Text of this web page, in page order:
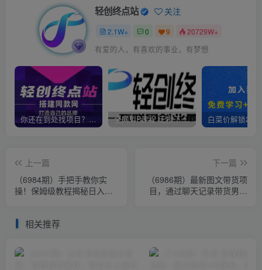
轻创终点站 关注
2.1W+ 0 9 20729W+
有爱的人，有喜欢的事业，有梦想
你还在到处找项目？还在当韭菜？我靠卖项目一个月收入5万+，曾经我也是个失败者。 全网VIP课程 无损下载~
上一篇
（6984期）手把手教你实
操！保姆级教程揭秘日入千
下一篇
（6986期）最新图文带货项
目，通过聊天记录带货男装
相关推荐